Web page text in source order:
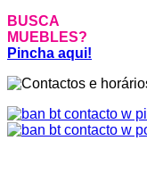
BUSCA
MUEBLES?
Pincha aqui!